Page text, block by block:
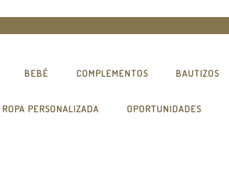
BEBÉ COMPLEMENTOS BAUTIZOS
ROPA PERSONALIZADA OPORTUNIDADES